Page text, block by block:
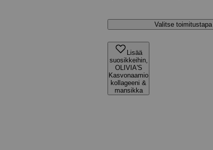
Valitse toimitustapa
Lisää
suosikkeihin,
OLIVIA'S
Kasvonaamio
kollageeni &
mansikka